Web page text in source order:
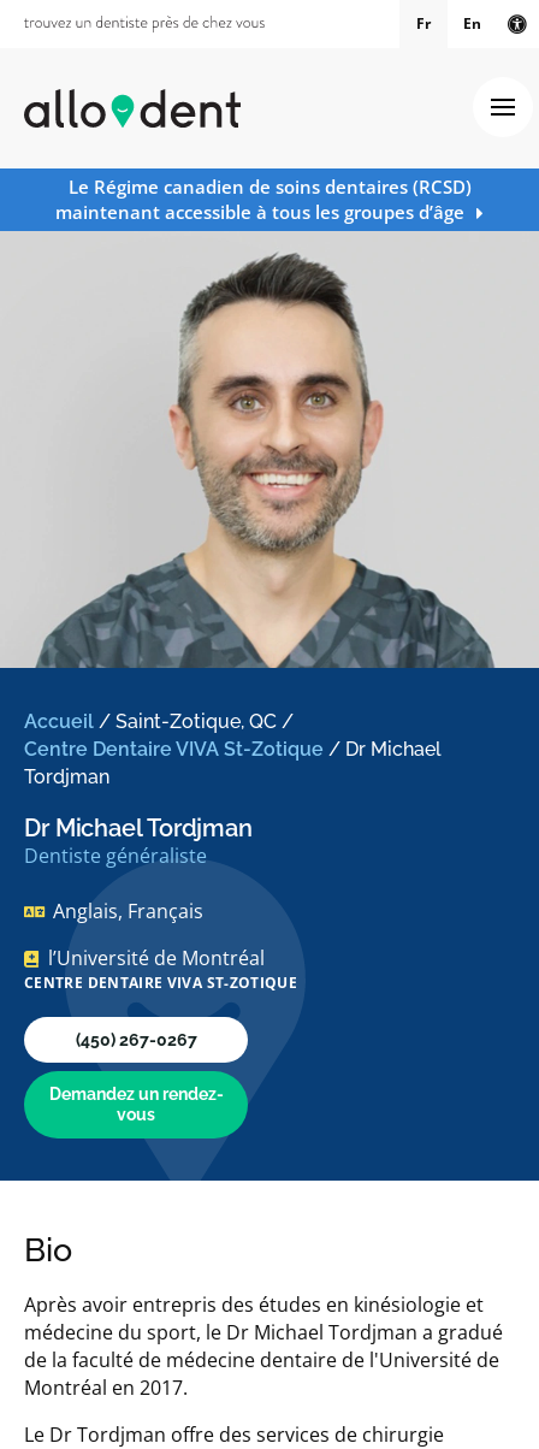
Fr En
Le Régime canadien de soins dentaires (RCSD)
maintenant accessible à tous les groupes d’âge
Accueil / Saint-Zotique, QC /
Centre Dentaire VIVA St-Zotique / Dr Michael
Tordjman
Dr Michael Tordjman
Dentiste généraliste
Anglais, Français
l’Université de Montréal
CENTRE DENTAIRE VIVA ST-ZOTIQUE
(450) 267-0267
Demandez un rendez-
vous
Bio
Après avoir entrepris des études en kinésiologie et
médecine du sport, le Dr Michael Tordjman a gradué
de la faculté de médecine dentaire de l'Université de
Montréal en 2017.
Le Dr Tordjman offre des services de chirurgie